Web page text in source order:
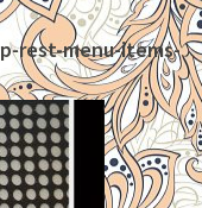
rest-menu-items-